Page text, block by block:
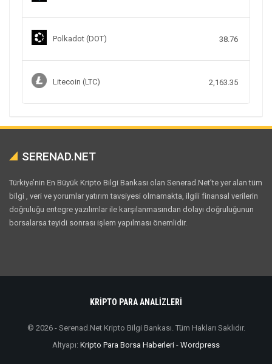
Polkadot (DOT) 38.76
Litecoin (LTC) 2,163.35
SERENAD.NET
Türkiye’nin En Büyük Kripto Bilgi Bankası olan Senerad.Net’te yer alan tüm
bilgi , veri ve yorumlar yatırım tavsiyesi olmamakta, ilgili finansal verilerin
doğruluğu entegre yazılımlar ile karşılanmasından dolayı doğruluğunun
borsalarsa teyidi sonrası işlem yapılması önemlidir.
KRİPTO PARA ANALİZLERİ
© 2026 - Serenad.Net Kripto Bilgi Bankası. Tüm Hakları Saklıdır.
Altyapı: Kripto Para Borsa Haberleri - Wordpress